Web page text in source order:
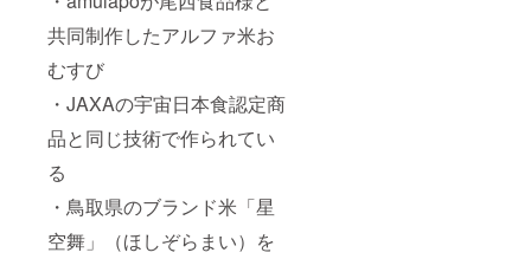
共同制作したアルファ米お
むすび
・JAXAの宇宙日本食認定商
品と同じ技術で作られてい
る
・鳥取県のブランド米「星
空舞」（ほしぞらまい）を